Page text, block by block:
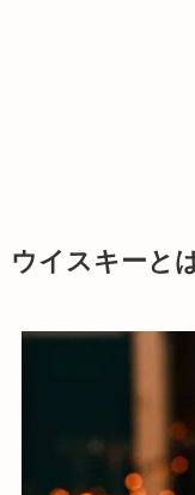
ウイスキーと